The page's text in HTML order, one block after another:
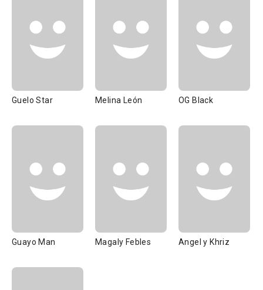
Guelo Star Melina León OG Black
Guayo Man Magaly Febles Angel y Khriz